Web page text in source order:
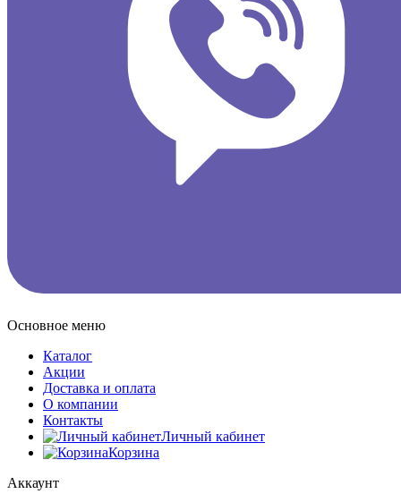
Основное меню
Каталог
Акции
Доставка и оплата
О компании
Контакты
Личный кабинет
Корзина
Аккаунт